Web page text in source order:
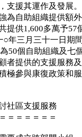
支援其運作及發展
為自助組織提供額
提供1,600多萬予
○年三月三十一日期
50個自助組織及七
者提供的支援服務
極參與康復政策和
社區支援服務
＝＝＝＝＝＝